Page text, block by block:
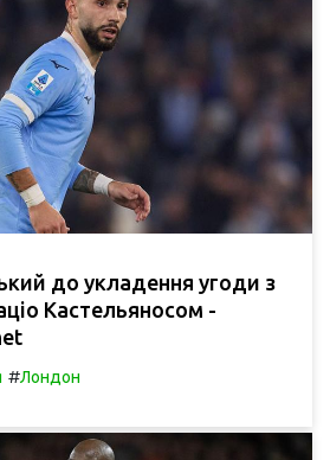
до укладення угоди з
Кастельяносом -
#Лондон